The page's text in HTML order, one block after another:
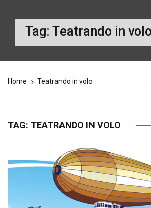
Tag: Teatrando in volo
Home Teatrando in volo
TAG: TEATRANDO IN VOLO